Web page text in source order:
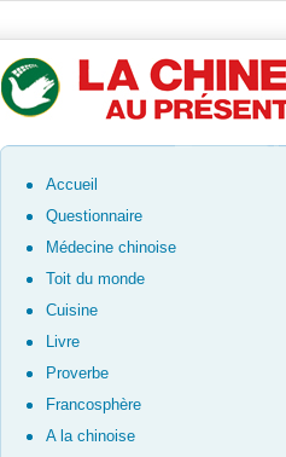
Accueil
Questionnaire
Médecine chinoise
Toit du monde
Cuisine
Livre
Proverbe
Francosphère
A la chinoise